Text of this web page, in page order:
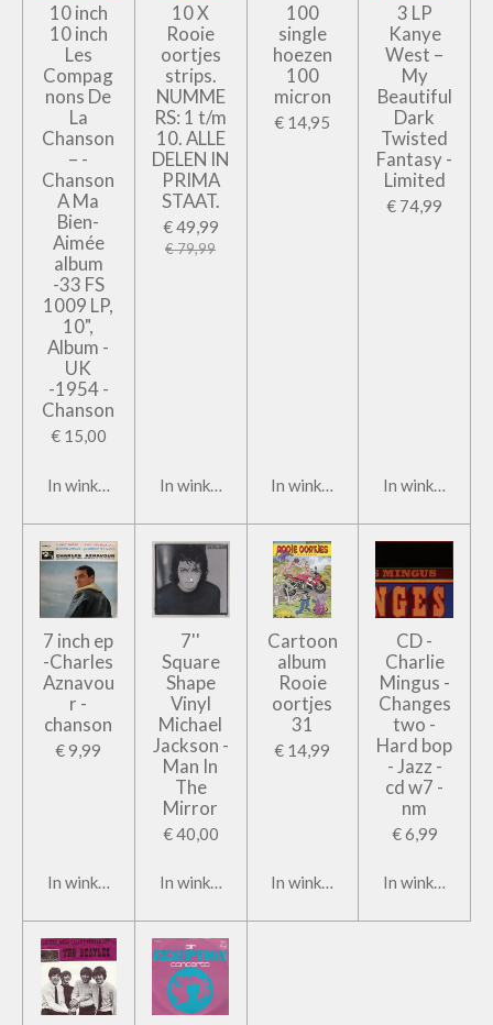
10 inch
10 inch
Les
Compag
nons De
La
Chanson
– -
Chanson
A Ma
Bien-
Aimée
album
-33 FS
1009 LP,
10",
Album -
UK
-1954 -
Chanson
€ 15,00
In winkelwagen
10 X
Rooie
oortjes
strips.
NUMME
RS: 1 t/m
10. ALLE
DELEN IN
PRIMA
STAAT.
€ 49,99
€ 79,99
In winkelwagen
100
single
hoezen
100
micron
€ 14,95
In winkelwagen
3 LP
Kanye
West –
My
Beautiful
Dark
Twisted
Fantasy -
Limited
€ 74,99
In
7 inch ep
-Charles
Aznavou
r -
chanson
€ 9,99
In winkelwagen
7''
Square
Shape
Vinyl
Michael
Jackson -
Man In
The
Mirror
€ 40,00
In winkelwagen
Cartoon
album
Rooie
oortjes
31
€ 14,99
In winkelwagen
CD -
Charlie
Mingus -
Changes
two -
Hard bop
- Jazz -
cd w7 -
nm
€ 6,99
In